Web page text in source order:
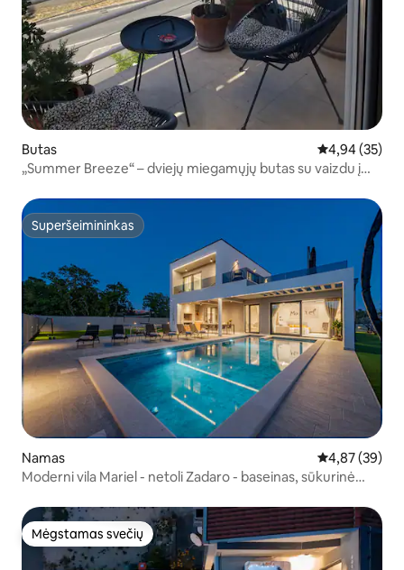
Butas Vidutinis
4,94 (35)
„Summer Breeze“ – dviejų miegamųjų butas su vaizdu į
Superšeimininkas
Superšeimininkas
Namas Vidutinis
4,87 (39)
Moderni vila Mariel - netoli Zadaro - baseinas, sūkurinė
Mėgstamas svečių
Mėgstamas svečių